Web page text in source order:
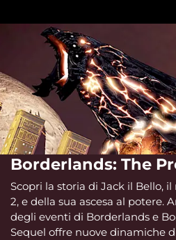
Borderlands: The
Scopri la storia di Jack il Bello,
2, e della sua ascesa al potere.
degli eventi di Borderlands e
Sequel offre nuove dinamiche